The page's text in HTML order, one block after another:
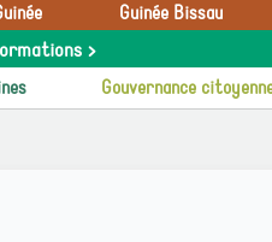
Guinée Bissau
>
Gouvernance